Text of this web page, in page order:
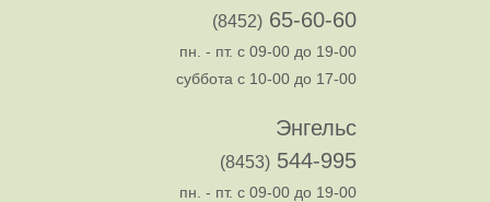
(8452) 65-60-60
пн. - пт. с 09-00 до 19-00
суббота с 10-00 до 17-00
Энгельс
(8453) 544-995
пн. - пт. с 09-00 до 19-00